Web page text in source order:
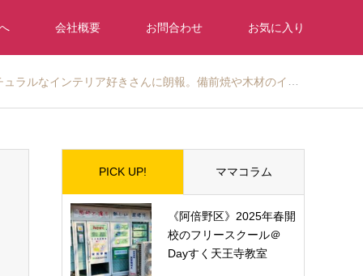
会社概要 お問合わせ お気に入り
ルなインテリア好きさんに朗報。備前焼や木材のイベントあります。玄と素（くろとしろ）
PICK UP! ママコラム
《阿倍野区》2025年春開
校のフリースクール＠
Dayすく天王寺教室